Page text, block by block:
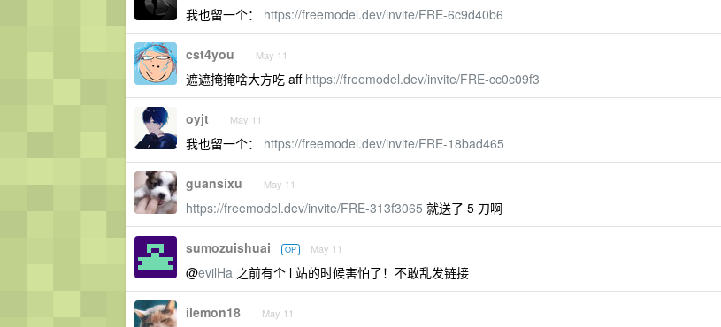
我也留一个： https://freemodel.dev/invite/FRE-6c9d40b6
cst4you May 11
遮遮掩掩啥大方吃 aff https://freemodel.dev/invite/FRE-cc0c09f3
oyjt May 11
我也留一个： https://freemodel.dev/invite/FRE-18bad465
guansixu May 11
https://freemodel.dev/invite/FRE-313f3065 就送了 5 刀啊
sumozuishuai OP May 11
@evilHa 之前有个 l 站的时候害怕了！不敢乱发链接
ilemon18 May 11